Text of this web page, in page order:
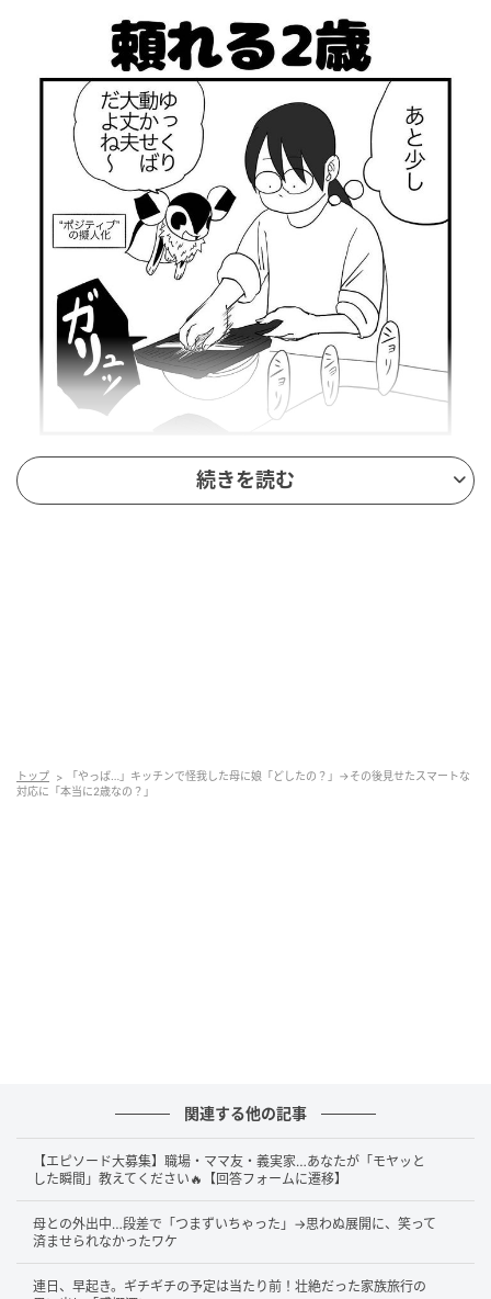
続きを読む
トップ
「やっば…」キッチンで怪我した母に娘「どしたの？」→その後見せたスマートな
対応に「本当に2歳なの？」
関連する他の記事
【エピソード大募集】職場・ママ友・義実家…あなたが「モヤッと
した瞬間」教えてください🔥【回答フォームに遷移】
母との外出中…段差で「つまずいちゃった」→思わぬ展開に、笑って
済ませられなかったワケ
連日、早起き。ギチギチの予定は当たり前！壮絶だった家族旅行の